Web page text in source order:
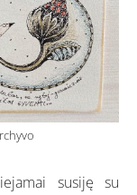
susiję su